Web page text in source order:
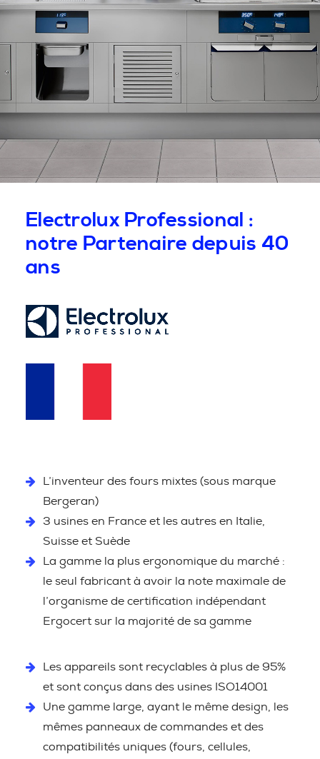
Electrolux Professional :
notre Partenaire depuis 40
ans
L’inventeur des fours mixtes (sous marque
Bergeran)
3 usines en France et les autres en Italie,
Suisse et Suède
La gamme la plus ergonomique du marché :
le seul fabricant à avoir la note maximale de
l’organisme de certification indépendant
Ergocert sur la majorité de sa gamme
Les appareils sont recyclables à plus de 95%
et sont conçus dans des usines ISO14001
Une gamme large, ayant le même design, les
mêmes panneaux de commandes et des
compatibilités uniques (fours, cellules,